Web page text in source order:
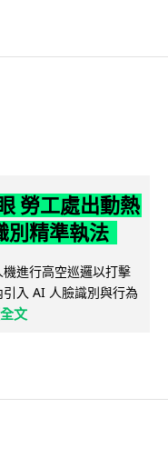
勞工處出動熱
別精準執法
進行高空巡邏以打擊
入 AI 人臉識別與行為
文